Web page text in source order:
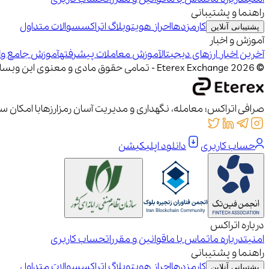
راهنما و پشتیبانی
پشتیبانی آنلاین کارمزدهااحراز هویتوبلاگ اتراکسسوالات متداول
آموزش و اخبار
آخرین اخبار ارزهای دیجیتالآموزش معاملات پیشرفتهآموزش جامع
© 2026 Eterex Exchange - تمامی حقوق مادی و معنوی این وبسایت متعلق به شرکت زنجیره بلوک اریترین (اتراکس) است
صرافی اتراکس؛ معامله، نگهداری و مدیریت آسان رمزارزهابا امکان
حساب کاربری دانلود اپلیکیشن
درباره اتراکس
امنیتدرباره ماتماس با ماقوانین و مقرراتحساب کاربری
راهنما و پشتیبانی
پشتیبانی آنلاین